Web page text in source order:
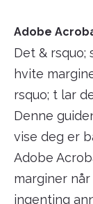
Adobe
Det & rsquo;
hvite
rsquo; t lar
Denne
vise deg er
Adobe
marginer
ingenting